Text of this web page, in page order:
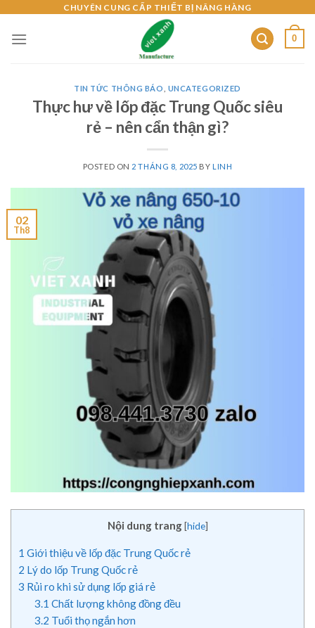
content
CHUYÊN CUNG CẤP THIẾT BỊ NÂNG HÀNG
0
TIN TỨC THÔNG BÁO UNCATEGORIZED
Thực hư về lốp đặc Trung Quốc siêu
rẻ – nên cẩn thận gì?
POSTED ON 2 THÁNG 8, 2025 BY LINH
02
Th8
Nội dung trang [hide]
1 Giới thiệu về lốp đặc Trung Quốc rẻ
2 Lý do lốp Trung Quốc rẻ
3 Rủi ro khi sử dụng lốp giá rẻ
3.1 Chất lượng không đồng đều
3.2 Tuổi thọ ngắn hơn